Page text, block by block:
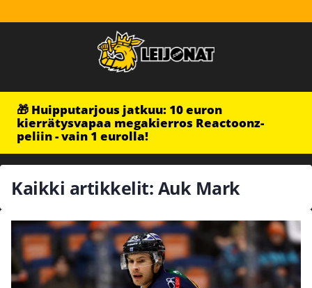
🎁 Huipputarjous jatkuu: 10 euron
kierrätysvapaa megakierros Reactoonz-
peliin - vain 1 eurolla!
Kaikki artikkelit: Auk Mark